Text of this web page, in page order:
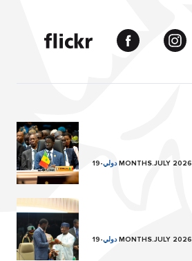
دولي- 19 MONTHS.JULY 2026
دولي- 19 MONTHS.JULY 2026